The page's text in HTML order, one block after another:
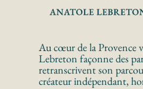
Au cœur de la Provence
Lebreton façonne des
retranscrivent son
créateur indépendant,